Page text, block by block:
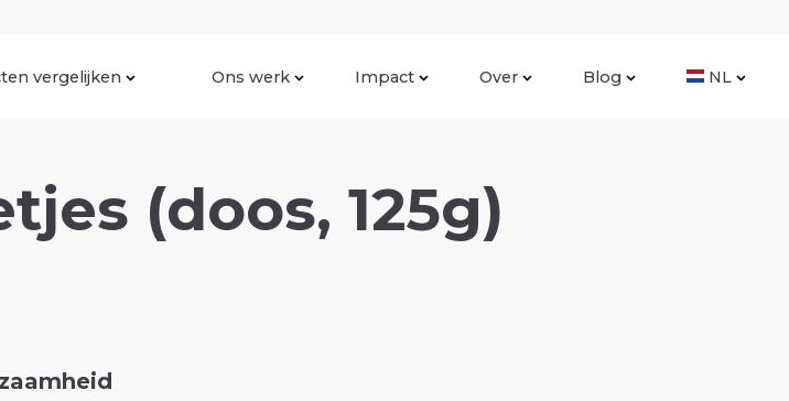
vergelijken Ons werk Impact Over Blog NL
(doos, 125g)